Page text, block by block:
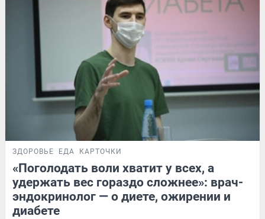
ЗДОРОВЬЕ ЕДА КАРТОЧКИ
«Поголодать воли хватит у всех, а
удержать вес гораздо сложнее»: врач-
эндокринолог — о диете, ожирении и
диабете